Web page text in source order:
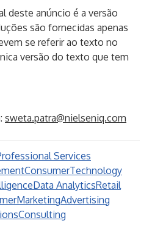
deste anúncio é a versão
são fornecidas apenas
se referir ao texto no
versão do texto que tem
sweta.patra@nielseniq.com
Services
ConsumerTechnology
Data AnalyticsRetail
MarketingAdvertising
Consulting